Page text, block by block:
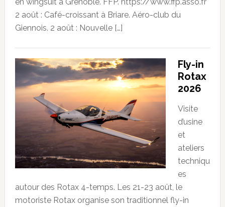
en wingsuit à Grenoble. FFP. https://www.ffp.asso.fr
2 août : Café-croissant à Briare. Aéro-club du
Giennois. 2 août : Nouvelle […]
Fly-in
Rotax
2026
Visite
d’usine
et
ateliers
techniqu
es
autour des Rotax 4-temps. Les 21-23 août, le
motoriste Rotax organise son traditionnel fly-in